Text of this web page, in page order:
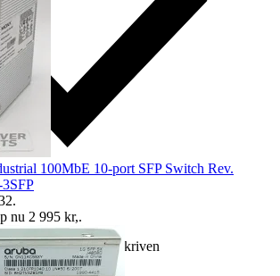
varan inte är som beskriven
100MbE 10-port SFP Switch Rev.
.
nu 2 995 kr,.